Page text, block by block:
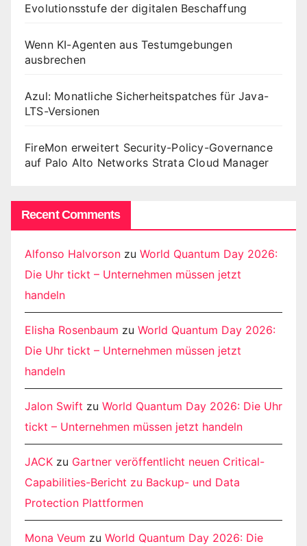
Evolutionsstufe der digitalen Beschaffung
Wenn KI-Agenten aus Testumgebungen
ausbrechen
Azul: Monatliche Sicherheitspatches für Java-
LTS-Versionen
FireMon erweitert Security-Policy-Governance
auf Palo Alto Networks Strata Cloud Manager
Recent Comments
Alfonso Halvorson zu World Quantum Day 2026:
Die Uhr tickt – Unternehmen müssen jetzt
handeln
Elisha Rosenbaum zu World Quantum Day 2026:
Die Uhr tickt – Unternehmen müssen jetzt
handeln
Jalon Swift zu World Quantum Day 2026: Die Uhr
tickt – Unternehmen müssen jetzt handeln
JACK zu Gartner veröffentlicht neuen Critical-
Capabilities-Bericht zu Backup- und Data
Protection Plattformen
Mona Veum zu World Quantum Day 2026: Die